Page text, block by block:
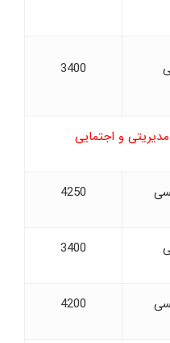
3400
و اجتمایی
4250
3400
4200